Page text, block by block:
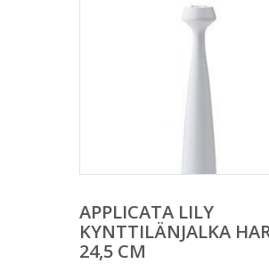
APPLICATA LILY
KYNTTILÄNJALKA
24,5 CM